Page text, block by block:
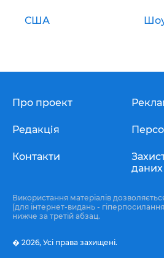
США
Про проект
Редакція
Контакти
даних
Використання матеріалів
(для інтернет-видань -
нижче за третій абзац.
� 2026, Усі права захищені.